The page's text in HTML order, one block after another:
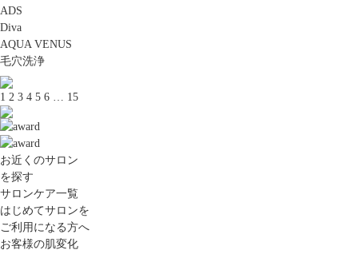
ADS
Diva
AQUA VENUS
毛穴洗浄
1 2 3 4 5 6 … 15
お近くのサロン
を探す
サロンケア一覧
はじめてサロンを
ご利用になる方へ
お客様の肌変化